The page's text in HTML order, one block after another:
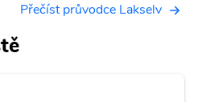
Přečíst průvodce Lakselv